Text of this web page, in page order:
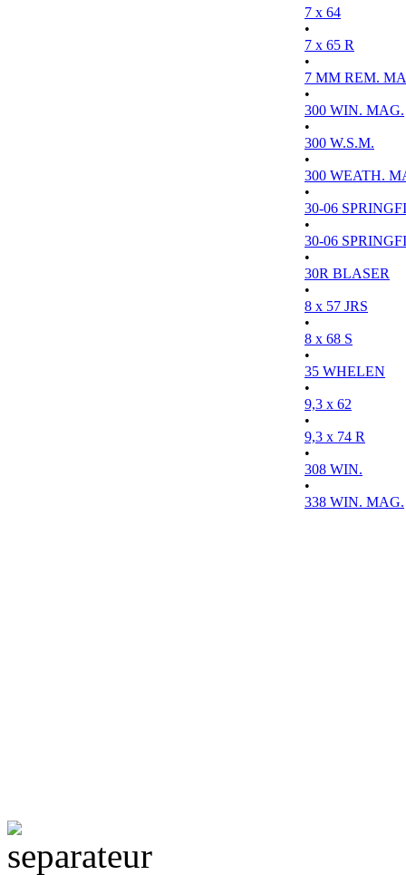
7 x 64
•
7 x 65 R
•
7 MM REM.
•
300 WIN. MAG.
•
300 W.S.M.
•
300 WEATH.
•
30-06
•
30-06
•
30R BLASER
•
8 x 57 JRS
•
8 x 68 S
•
35 WHELEN
•
9,3 x 62
•
9,3 x 74 R
•
308 WIN.
•
338 WIN. MAG.